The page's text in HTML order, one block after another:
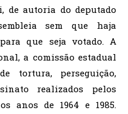
de autoria do deputado
sem que haja
que seja votado. A
a comissão estadual
tortura, perseguição,
realizados pelos
anos de 1964 e 1985.